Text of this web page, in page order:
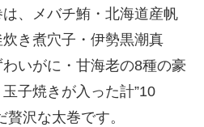
は、メバチ鮪・北海道産帆
き煮穴子・伊勢黒潮真
いがに・甘海老の8種の豪
子焼きが入った計”10
沢な太巻です。